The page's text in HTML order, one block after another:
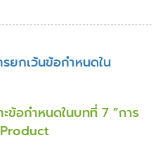
ยกเว้นข้อกำหนดใน
ข้อกำหนดในบทที่ 7 “การ